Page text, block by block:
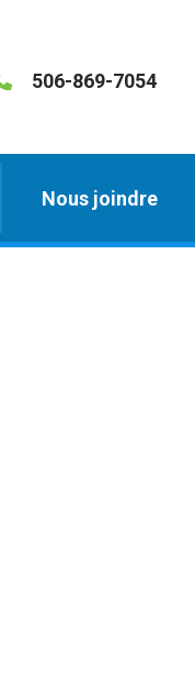
506-869-7054
Nous joindre